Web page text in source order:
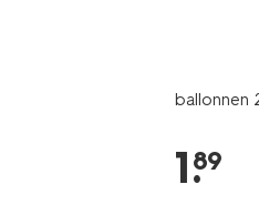
ballonnen
1.
89